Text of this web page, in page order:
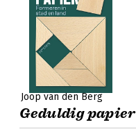
Joop van den Berg
Geduldig papier